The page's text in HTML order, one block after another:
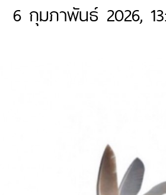
6 กุมภาพันธ์ 2026,